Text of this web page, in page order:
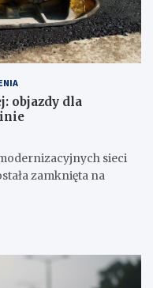
objazdy dla
sieci
zamknięta na